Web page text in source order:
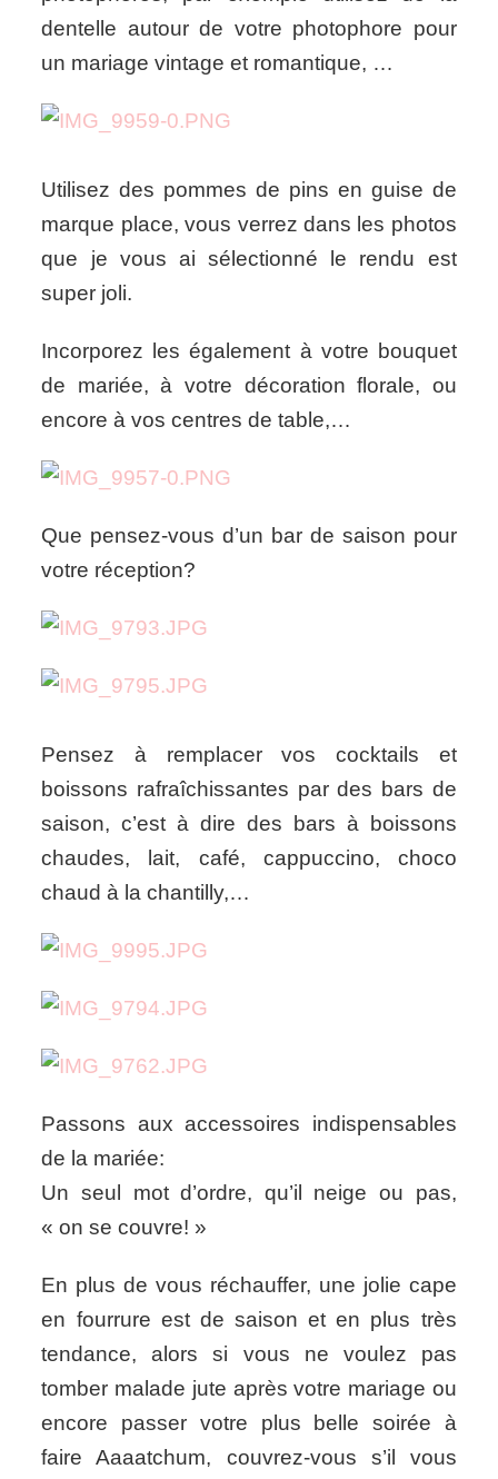
dentelle autour de votre photophore pour
un mariage vintage et romantique, …
Utilisez des pommes de pins en guise de
marque place, vous verrez dans les photos
que je vous ai sélectionné le rendu est
super joli.
Incorporez les également à votre bouquet
de mariée, à votre décoration florale, ou
encore à vos centres de table,…
Que pensez-vous d’un bar de saison pour
votre réception?
Pensez à remplacer vos cocktails et
boissons rafraîchissantes par des bars de
saison, c’est à dire des bars à boissons
chaudes, lait, café, cappuccino, choco
chaud à la chantilly,…
Passons aux accessoires indispensables
de la mariée:
Un seul mot d’ordre, qu’il neige ou pas,
« on se couvre! »
En plus de vous réchauffer, une jolie cape
en fourrure est de saison et en plus très
tendance, alors si vous ne voulez pas
tomber malade jute après votre mariage ou
encore passer votre plus belle soirée à
faire Aaaatchum, couvrez-vous s’il vous